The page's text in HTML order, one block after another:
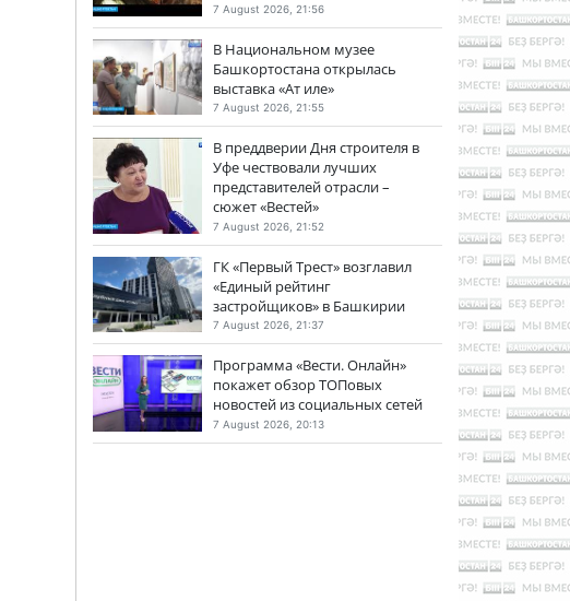
7 August 2026, 21:56
В Национальном музее
Башкортостана открылась
выставка «Ат иле»
7 August 2026, 21:55
В преддверии Дня строителя в
Уфе чествовали лучших
представителей отрасли –
сюжет «Вестей»
7 August 2026, 21:52
ГК «Первый Трест» возглавил
«Единый рейтинг
застройщиков» в Башкирии
7 August 2026, 21:37
Программа «Вести. Онлайн»
покажет обзор ТОПовых
новостей из социальных сетей
7 August 2026, 20:13